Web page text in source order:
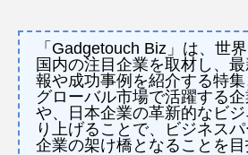
「Gadgetouch Biz」は、世
国内の注目企業を取材し、
報や成功事例を紹介する特集
グローバル市場で活躍する
や、日本企業の革新的なビ
り上げることで、ビジネス
企業の架け橋となることを目